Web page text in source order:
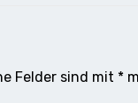
Felder sind mit *